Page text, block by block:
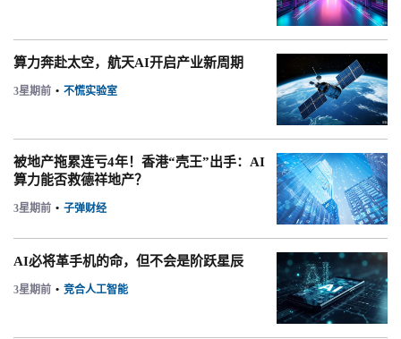
算力奔赴太空，航天AI开启产业新周期
3星期前 • 不慌实验室
被地产拖累连亏4年！香港“壳王”出手：AI
算力能否救德祥地产？
3星期前 • 子弹财经
AI必将革手机的命，但不会是阶跃星辰
3星期前 • 竞合人工智能